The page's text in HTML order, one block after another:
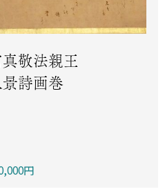
敬法親王
詩画巻
円